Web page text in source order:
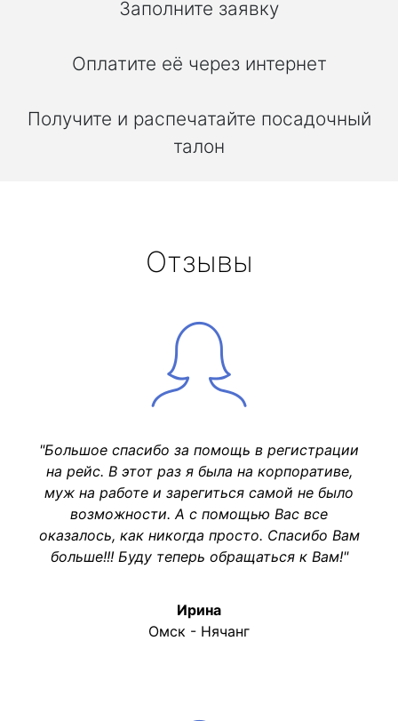
Заполните заявку
Оплатите её через интернет
Получите и распечатайте посадочный
талон
Отзывы
"Большое спасибо за помощь в регистрации
на рейс. В этот раз я была на корпоративе,
муж на работе и зарегиться самой не было
возможности. А с помощью Вас все
оказалось, как никогда просто. Спасибо Вам
больше!!! Буду теперь обращаться к Вам!"
Ирина
Омск - Нячанг